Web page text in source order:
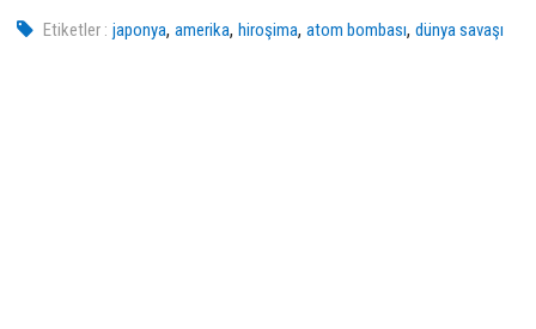
Etiketler : japonya,amerika,hiroşima,atom bombası,dünya savaşı